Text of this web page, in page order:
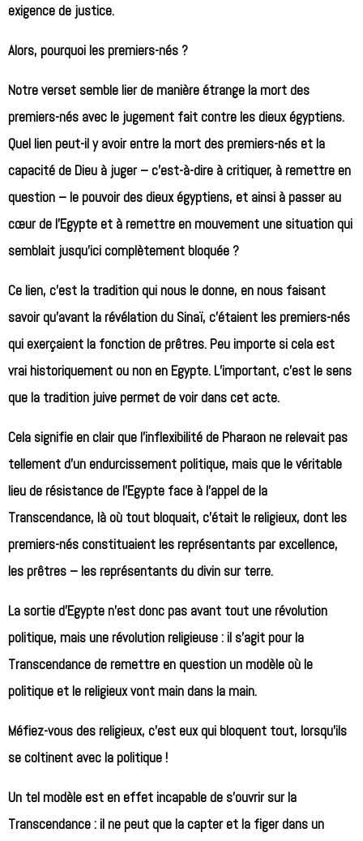
exigence de justice.
Alors, pourquoi les premiers-nés ?
Notre verset semble lier de manière étrange la mort des
premiers-nés avec le jugement fait contre les dieux égyptiens.
Quel lien peut-il y avoir entre la mort des premiers-nés et la
capacité de Dieu à juger – c’est-à-dire à critiquer, à remettre en
question – le pouvoir des dieux égyptiens, et ainsi à passer au
cœur de l’Egypte et à remettre en mouvement une situation qui
semblait jusqu’ici complètement bloquée ?
Ce lien, c’est la tradition qui nous le donne, en nous faisant
savoir qu’avant la révélation du Sinaï, c’étaient les premiers-nés
qui exerçaient la fonction de prêtres. Peu importe si cela est
vrai historiquement ou non en Egypte. L’important, c’est le sens
que la tradition juive permet de voir dans cet acte.
Cela signifie en clair que l’inflexibilité de Pharaon ne relevait pas
tellement d’un endurcissement politique, mais que le véritable
lieu de résistance de l’Egypte face à l’appel de la
Transcendance, là où tout bloquait, c’était le religieux, dont les
premiers-nés constituaient les représentants par excellence,
les prêtres – les représentants du divin sur terre.
La sortie d’Egypte n’est donc pas avant tout une révolution
politique, mais une révolution religieuse : il s’agit pour la
Transcendance de remettre en question un modèle où le
politique et le religieux vont main dans la main.
Méfiez-vous des religieux, c’est eux qui bloquent tout, lorsqu’ils
se coltinent avec la politique !
Un tel modèle est en effet incapable de s’ouvrir sur la
Transcendance : il ne peut que la capter et la figer dans un